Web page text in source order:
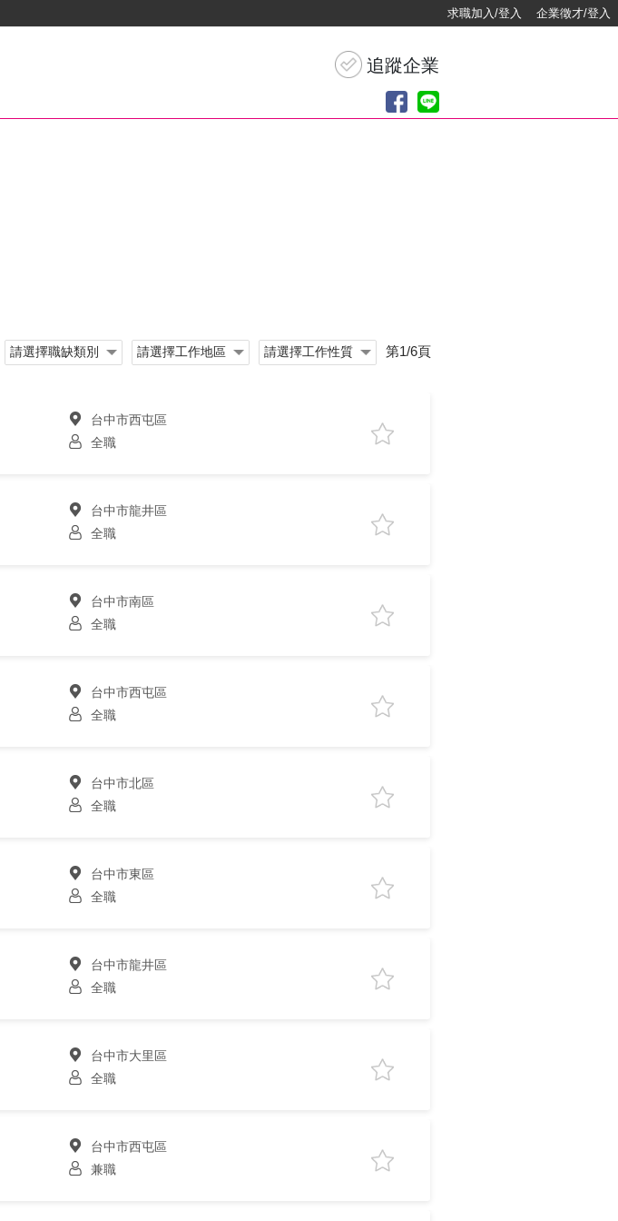
求職加入/登入 企業徵才/登入
第1/6頁
台中市西屯區
全職
台中市龍井區
全職
台中市南區
全職
台中市西屯區
全職
台中市北區
全職
台中市東區
全職
台中市龍井區
全職
台中市大里區
全職
台中市西屯區
兼職